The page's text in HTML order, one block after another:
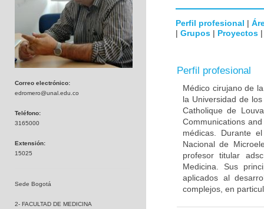
Correo electrónico:
edromero@unal.edu.co
Teléfono:
3165000
Extensión:
15025
Sede Bogotá
2- FACULTAD DE MEDICINA
Perfil profesional |
| Grupos | Proyectos
Perfil profesional
Médico cirujano de
la Universidad de
Catholique de
Communications
médicas. Durante
Nacional de
profesor titular
Medicina. Sus
aplicados al
complejos, en